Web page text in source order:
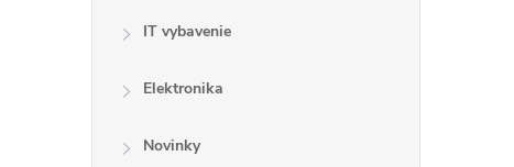
IT vybavenie
Elektronika
Novinky